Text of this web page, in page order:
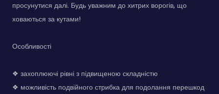
просунутися далі. Будь уважним до хитрих ворогів, що
ховаються за кутами!
Особливості
❖ захоплюючі рівні з підвищеною складністю
❖ можливість подвійного стрибка для подолання перешкод